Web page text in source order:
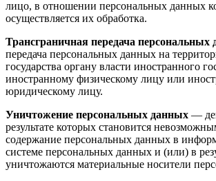
лицо, в отношении персональных данных
осуществляется их обработка.
Трансграничная передача персональных
передача персональных данных на
государства органу власти иностранного
иностранному физическому лицу или
юридическому лицу.
Уничтожение персональных данных —
результате которых становится
содержание персональных данных в
системе персональных данных и (или) в
уничтожаются материальные носители